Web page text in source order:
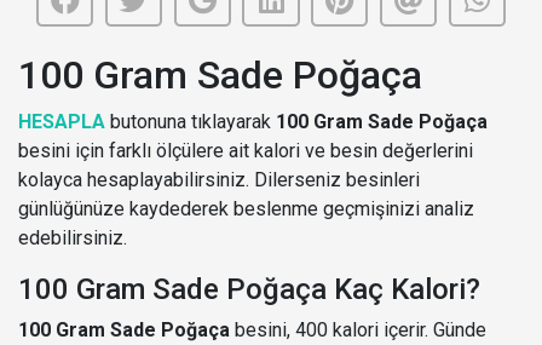
100 Gram Sade Poğaça
HESAPLA butonuna tıklayarak 100 Gram Sade Poğaça
besini için farklı ölçülere ait kalori ve besin değerlerini
kolayca hesaplayabilirsiniz. Dilerseniz besinleri
günlüğünüze kaydederek beslenme geçmişinizi analiz
edebilirsiniz.
100 Gram Sade Poğaça Kaç Kalori?
100 Gram Sade Poğaça besini, 400 kalori içerir. Günde